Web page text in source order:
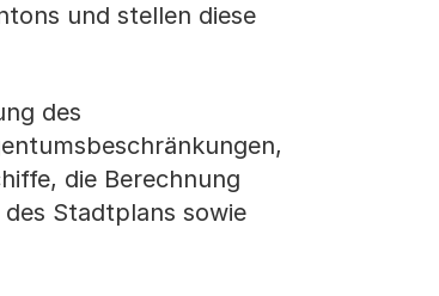
und stellen diese
des
die Berechnung
Stadtplans sowie